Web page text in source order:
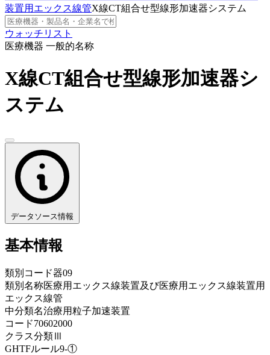
装置用エックス線管X線CT組合せ型線形加速器システム
ウォッチリスト
医療機器 一般的名称
X線CT組合せ型線形加速器シ
ステム
データソース情報
基本情報
類別コード器09
類別名称医療用エックス線装置及び医療用エックス線装置用
エックス線管
中分類名治療用粒子加速装置
コード70602000
クラス分類Ⅲ
GHTFルール9-①